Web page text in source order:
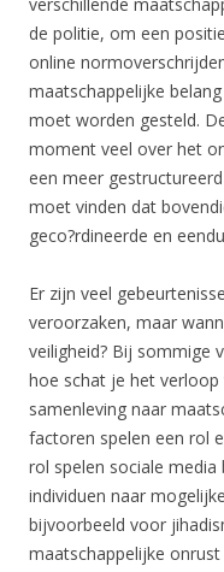
verschillende
de politie, om een
online
maatschappelijke
moet worden gesteld.
moment veel over het
een meer
moet vinden dat
geco?rdineerde en
Er zijn veel
veroorzaken, maar
veiligheid? Bij sommige
hoe schat je het
samenleving naar
factoren spelen een rol
rol spelen sociale
individuen naar
bijvoorbeeld voor
maatschappelijke